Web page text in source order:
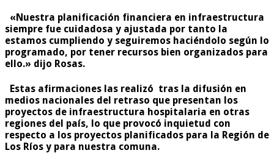
«Nuestra planificación financiera en infraestructura
siempre fue cuidadosa y ajustada por tanto la
estamos cumpliendo y seguiremos haciéndolo según lo
programado, por tener recursos bien organizados para
ello.» dijo Rosas.
Estas afirmaciones las realizó tras la difusión en
medios nacionales del retraso que presentan los
proyectos de infraestructura hospitalaria en otras
regiones del país, lo que provocó inquietud con
respecto a los proyectos planificados para la Región de
Los Ríos y para nuestra comuna.